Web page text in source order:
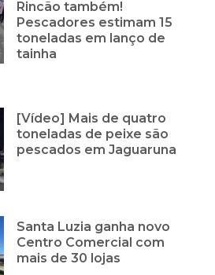
Rincão também!
Pescadores estimam 15
toneladas em lanço de
tainha
[Vídeo] Mais de quatro
toneladas de peixe são
pescados em Jaguaruna
Santa Luzia ganha novo
Centro Comercial com
mais de 30 lojas